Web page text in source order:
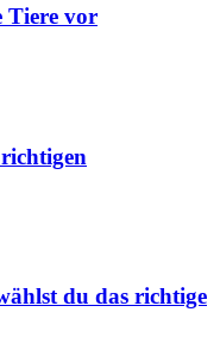
Tiere vor
du das richtige